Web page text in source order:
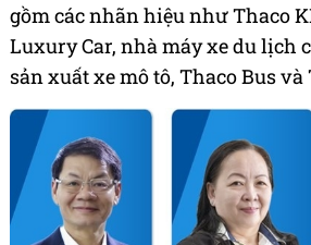
gồm các nhãn hiệu như Thaco
Luxury Car, nhà máy xe du lịch
sản xuất xe mô tô, Thaco Bus và